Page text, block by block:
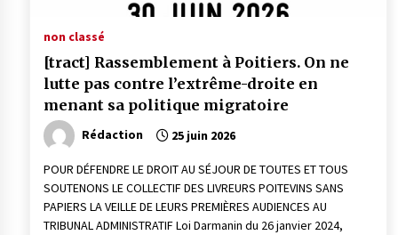
non classé
[tract] Rassemblement à Poitiers. On ne
lutte pas contre l’extrême-droite en
menant sa politique migratoire
Rédaction 25 juin 2026
POUR DÉFENDRE LE DROIT AU SÉJOUR DE TOUTES ET TOUS
SOUTENONS LE COLLECTIF DES LIVREURS POITEVINS SANS
PAPIERS LA VEILLE DE LEURS PREMIÈRES AUDIENCES AU
TRIBUNAL ADMINISTRATIF Loi Darmanin du 26 janvier 2024,